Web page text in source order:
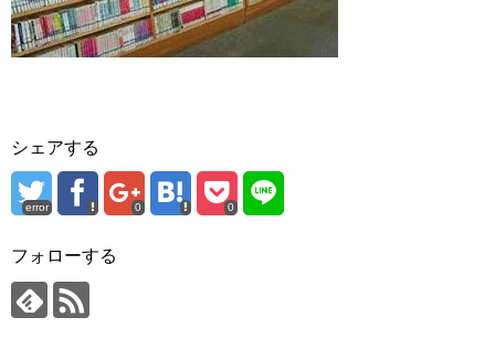
シェアする
error 0 0
フォローする